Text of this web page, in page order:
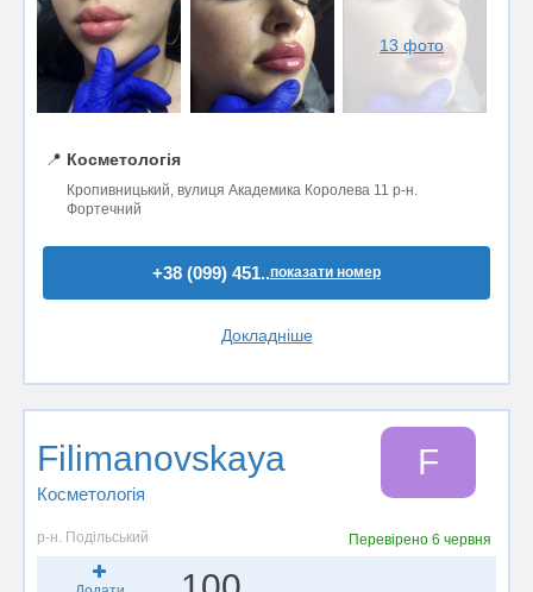
13 фото
📍 Косметологія
Кропивницький, вулиця Академика Королева 11 р-н.
Фортечний
+38 (099) 451..показати номер
Докладніше
Filimanovskaya
Косметологія
F
р-н. Подільський Перевірено 6 червня